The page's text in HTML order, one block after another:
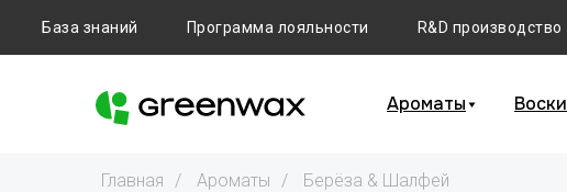
База знаний Программа лояльности R&D производство
Ароматы Воски
Главная / Ароматы / Берёза & Шалфей